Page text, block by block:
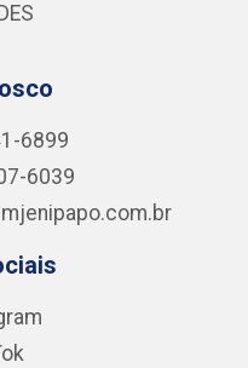
6899
6039